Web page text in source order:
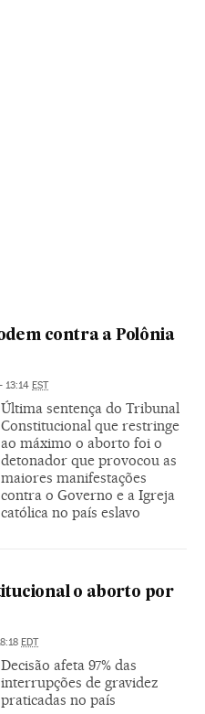
contra a Polônia
13:14 EST
Última sentença do Tribunal
Constitucional que restringe
ao máximo o aborto foi o
detonador que provocou as
maiores manifestações
contra o Governo e a Igreja
católica no país eslavo
o aborto por
EDT
Decisão afeta 97% das
interrupções de gravidez
praticadas no país